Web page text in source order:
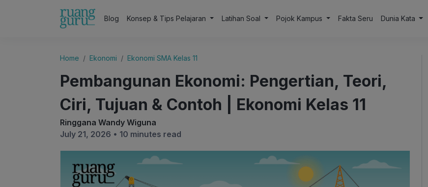
Blog Konsep & Tips Pelajaran Latihan Soal Pojok Kampus Fakta Seru Dunia Kata
Home Ekonomi Ekonomi SMA Kelas 11
Pembangunan Ekonomi: Pengertian, Teori,
Ciri, Tujuan & Contoh | Ekonomi Kelas 11
Ringgana Wandy Wiguna
July 21, 2026 • 10 minutes read